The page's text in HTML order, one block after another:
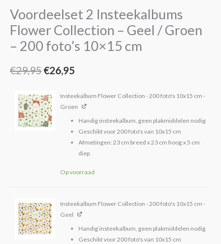
Voordeelset 2 Insteekalbums
Flower Collection – Geel / Groen
– 200 foto’s 10×15 cm
€29,95 €26,95
Insteekalbum Flower Collection - 200 foto's 10x15 cm -
Groen
Handig insteekalbum, geen plakmiddelen nodig
Geschikt voor 200 foto's van 10x15 cm
Afmetingen: 23 cm breed x 23 cm hoog x 5 cm
diep
Op voorraad
Insteekalbum Flower Collection - 200 foto's 10x15 cm -
Geel
Handig insteekalbum, geen plakmiddelen nodig
Geschikt voor 200 foto's van 10x15 cm